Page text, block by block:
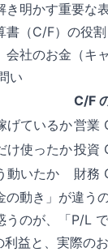
明かす重要な
書（C/F）の役割
社のお金（キ
い
C/F
げているか営業
け使ったか投資
動いたか
財務
の動き」が違う
うのが、「P/L
益と、実際の